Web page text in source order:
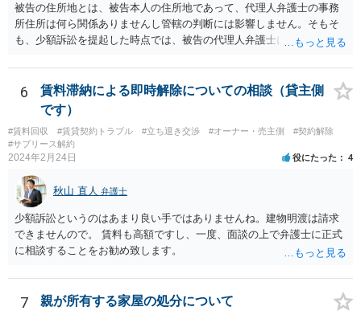
被告の住所地とは、被告本人の住所地であって、代理人弁護士の事務
所住所は何ら関係ありませんし管轄の判断には影響しません。そもそ
も、少額訴訟を提起した時点では、被告の代理人弁護士には民事訴訟
6
賃料滞納による即時解除についての相談（貸主側
です）
#賃料回収 #賃貸契約トラブル #立ち退き交渉 #オーナー・売主側
#契約解除
#サブリース解約
2024年2月24日 役にたった 4
秋山 直人 弁護士
少額訴訟というのはあまり良い手ではありませんね。建物明渡は請求
できませんので。 賃料も高額ですし、一度、面談の上で弁護士に正式
に相談することをお勧め致します。
7 親が所有する家屋の処分について